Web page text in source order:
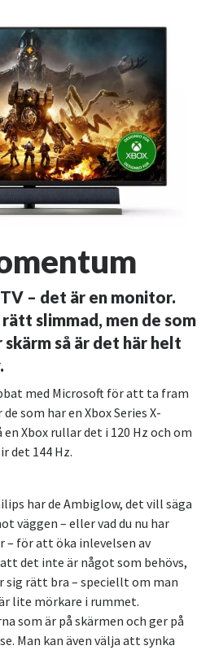
– det är en monitor.
slimmad, men de som
så är det här helt
med Microsoft för att ta fram
som har en Xbox Series X-
Xbox rullar det i 120 Hz och om
det 144 Hz.
har de Ambiglow, det vill säga
väggen – eller vad du nu har
– för att öka inlevelsen av
det inte är något som behövs,
rätt bra – speciellt om man
lite mörkare i rummet.
som är på skärmen och ger på
Man kan även välja att synka